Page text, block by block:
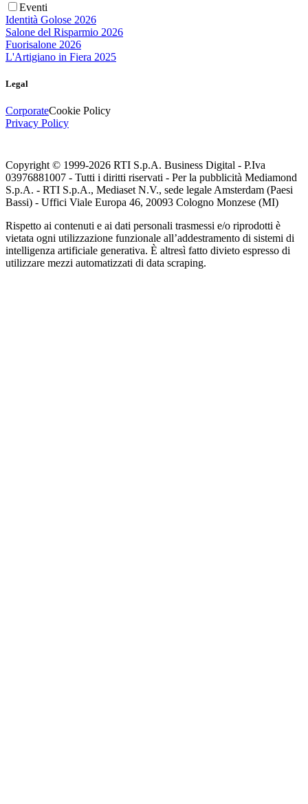
Eventi
Identità Golose 2026
Salone del Risparmio 2026
Fuorisalone 2026
L'Artigiano in Fiera 2025
Legal
CorporateCookie Policy
Privacy Policy
Copyright © 1999-2026 RTI S.p.A. Business Digital - P.Iva
03976881007 - Tutti i diritti riservati - Per la pubblicità Mediamond
S.p.A. - RTI S.p.A., Mediaset N.V., sede legale Amsterdam (Paesi
Bassi) - Uffici Viale Europa 46, 20093 Cologno Monzese (MI)
Rispetto ai contenuti e ai dati personali trasmessi e/o riprodotti è
vietata ogni utilizzazione funzionale all’addestramento di sistemi di
intelligenza artificiale generativa. È altresì fatto divieto espresso di
utilizzare mezzi automatizzati di data scraping.